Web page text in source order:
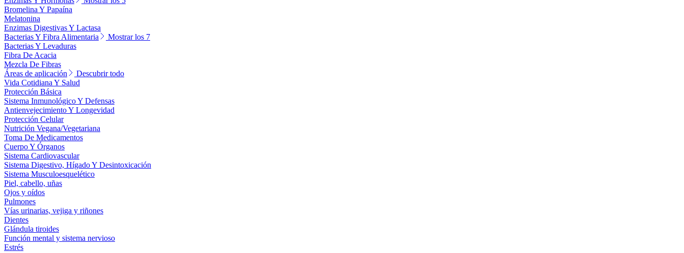
Bromelina Y Papaína
Melatonina
Enzimas Digestivas Y Lactasa
Bacterias Y Fibra Alimentaria
Mostrar los 7
Bacterias Y Levaduras
Fibra De Acacia
Mezcla De Fibras
Áreas de aplicación
Descubrir todo
Vida Cotidiana Y Salud
Protección Básica
Sistema Inmunológico Y Defensas
Antienvejecimiento Y Longevidad
Protección Celular
Nutrición Vegana/Vegetariana
Toma De Medicamentos
Cuerpo Y Órganos
Sistema Cardiovascular
Sistema Digestivo, Hígado Y Desintoxicación
Sistema Musculoesquelético
Piel, cabello, uñas
Ojos y oídos
Pulmones
Vías urinarias, vejiga y riñones
Dientes
Glándula tiroides
Función mental y sistema nervioso
Estrés